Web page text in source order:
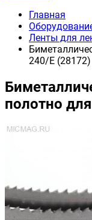
Главная
Ленты для
240/E (28172)
полотно